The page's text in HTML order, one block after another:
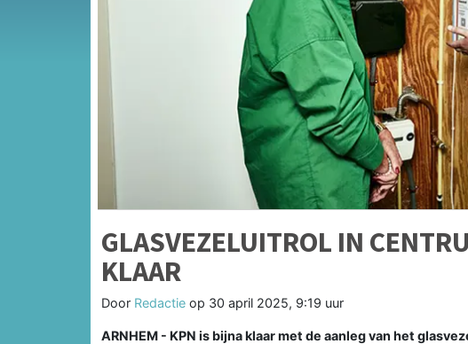
GLASVEZELUITROL IN
KLAAR
Door Redactie op 30 april 2025, 9:19 uur
ARNHEM - KPN is bijna klaar met de aanleg van het